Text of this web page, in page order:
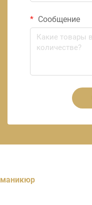
Сообщение
маникюр